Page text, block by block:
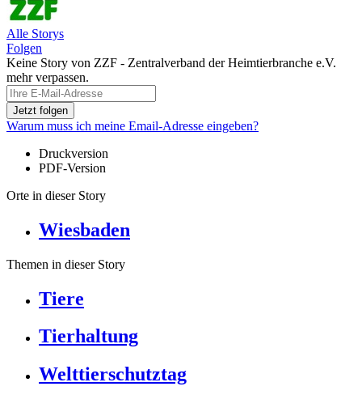
Alle Storys
Folgen
Keine Story von ZZF - Zentralverband der Heimtierbranche e.V.
mehr verpassen.
Warum muss ich meine Email-Adresse eingeben?
Druckversion
PDF-Version
Orte in dieser Story
Wiesbaden
Themen in dieser Story
Tiere
Tierhaltung
Welttierschutztag